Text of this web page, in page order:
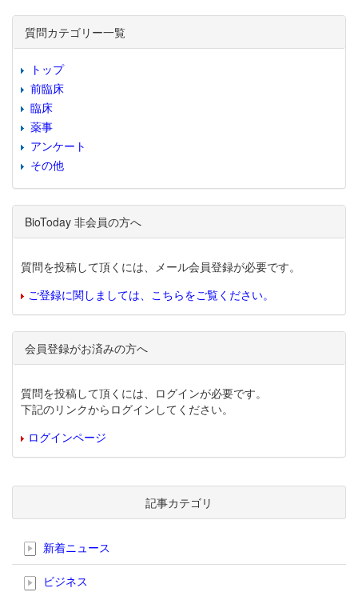
質問カテゴリー一覧
トップ
前臨床
臨床
薬事
アンケート
その他
BioToday 非会員の方へ
質問を投稿して頂くには、メール会員登録が必要です。
ご登録に関しましては、こちらをご覧ください。
会員登録がお済みの方へ
質問を投稿して頂くには、ログインが必要です。
下記のリンクからログインしてください。
ログインページ
記事カテゴリ
新着ニュース
ビジネス